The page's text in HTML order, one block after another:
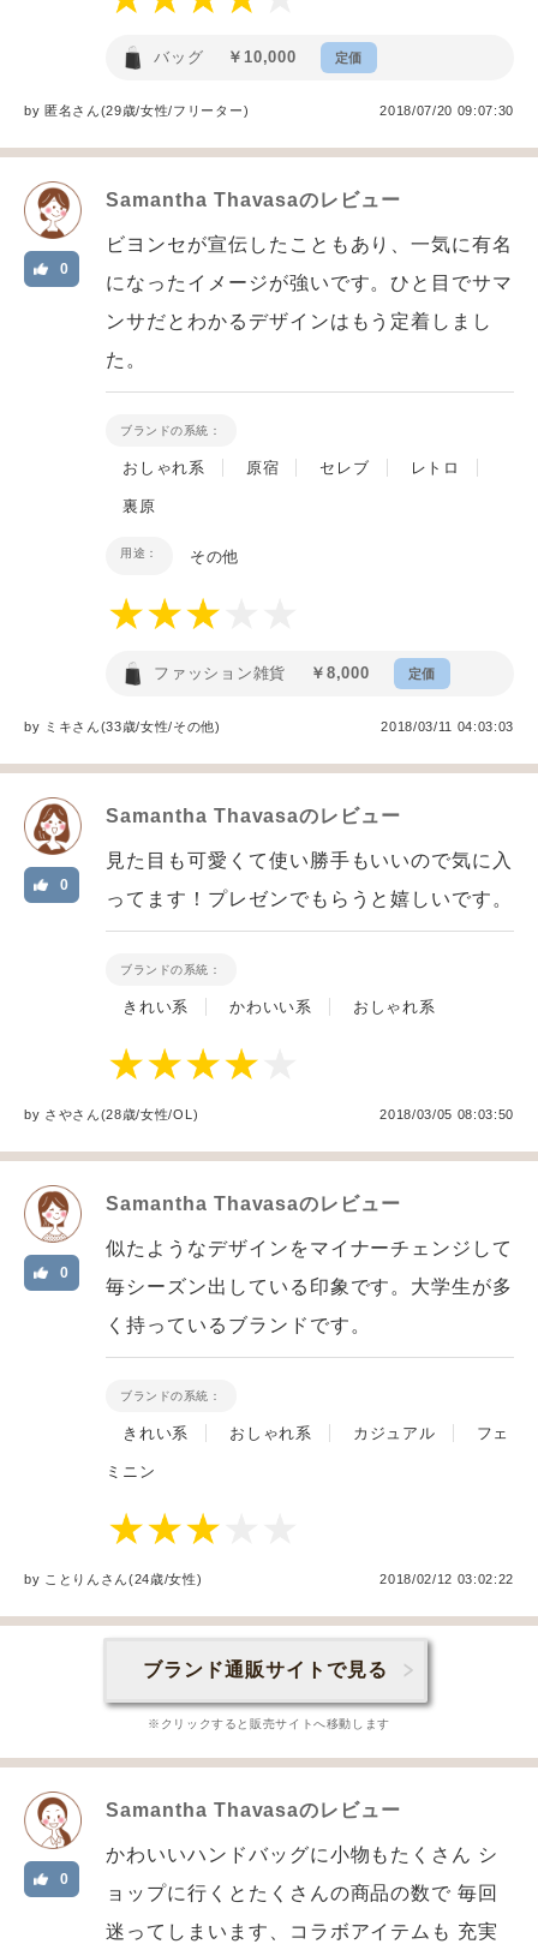
バッグ ￥10,000 定価
by匿名さん(29歳/女性/フリーター) 2018/07/20 09:07:30
Samantha Thavasaのレビュー
0
ビヨンセが宣伝したこともあり、一気に有名
になったイメージが強いです。ひと目でサマ
ンサだとわかるデザインはもう定着しまし
た。
ブランドの系統：
おしゃれ系 原宿 セレブ レトロ
裏原
用途： その他
ファッション雑貨 ￥8,000 定価
by ミキさん(33歳/女性/その他) 2018/03/11 04:03:03
Samantha Thavasaのレビュー
0
見た目も可愛くて使い勝手もいいので気に入
ってます！プレゼンでもらうと嬉しいです。
ブランドの系統：
きれい系 かわいい系 おしゃれ系
by さやさん(28歳/女性/OL ) 2018/03/05 08:03:50
Samantha Thavasaのレビュー
0
似たようなデザインをマイナーチェンジして
毎シーズン出している印象です。大学生が多
く持っているブランドです。
ブランドの系統：
きれい系 おしゃれ系 カジュアル フェ
ミニン
by ことりん さん(24歳/女性) 2018/02/12 03:02:22
ブランド通販サイトで見る
※クリックすると販売サイトへ移動します
Samantha Thavasaのレビュー
0
かわいいハンドバッグに小物もたくさん シ
ョップに行くとたくさんの商品の数で 毎回
迷ってしまいます、コラボアイテムも 充実